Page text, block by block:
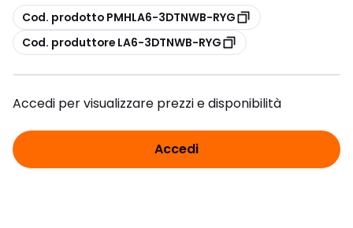
copia
Cod. prodotto PMHLA6-3DTNWB-RYG
copia
Cod. produttore LA6-3DTNWB-RYG
Accedi per visualizzare prezzi e disponibilità
Accedi